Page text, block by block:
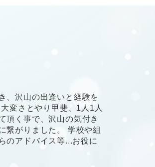
、沢山の出逢いと経験を
変さとやり甲斐、1人1人
頂く事で、沢山の気付き
繋がりました。 学校や組
のアドバイス等...お役に